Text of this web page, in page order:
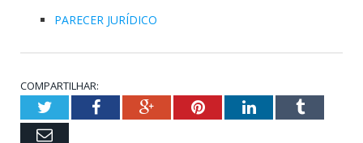
PARECER JURÍDICO
COMPARTILHAR:
TwitterFacebookGoogle+PinterestLinkedInTumblr
Email